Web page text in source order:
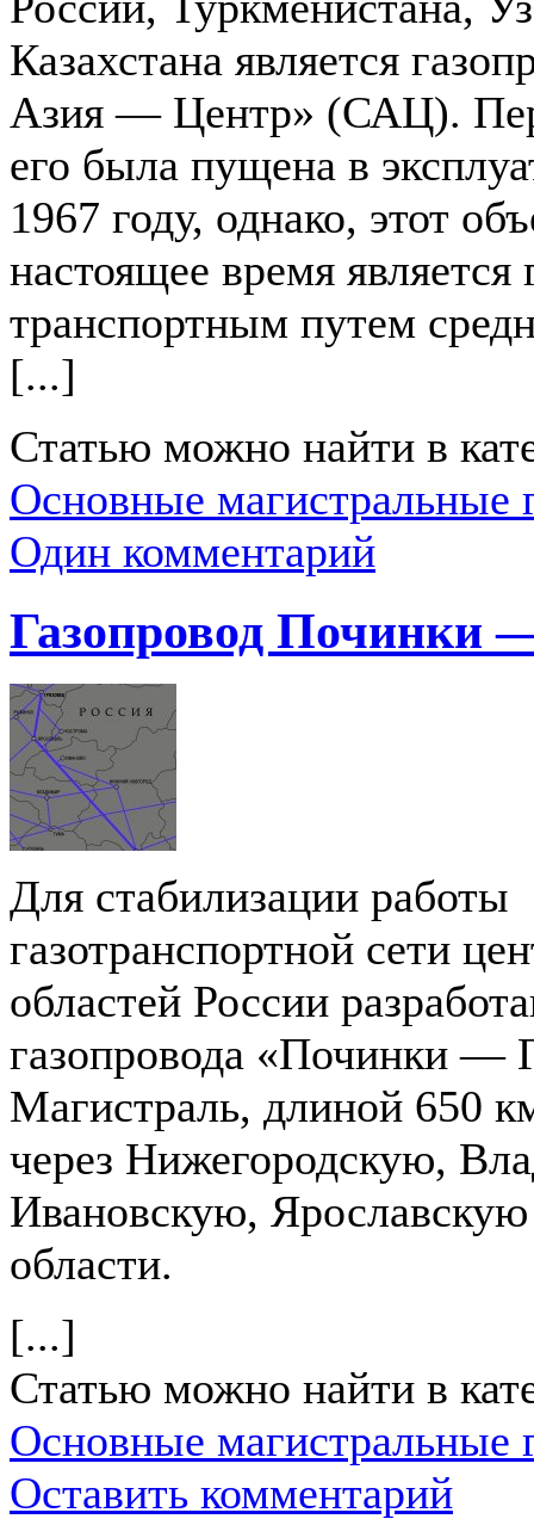
Казахстана является
Азия — Центр» (САЦ).
его была пущена в
1967 году, однако, этот
настоящее время является
транспортным путем
[...]
Статью можно найти в
Основные магистральные
Один комментарий
Газопровод Починки
Для стабилизации работы
газотранспортной сети
областей России
газопровода «Починки —
Магистраль, длиной 650
через Нижегородскую,
Ивановскую,
области.
[...]
Статью можно найти в
Основные магистральные
Оставить комментарий